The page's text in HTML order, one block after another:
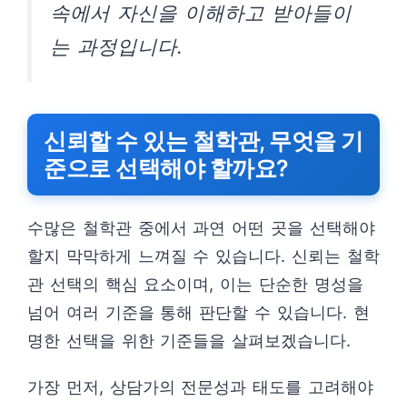
속에서 자신을 이해하고 받아들이
는 과정입니다.
신뢰할 수 있는 철학관, 무엇을 기
준으로 선택해야 할까요?
수많은 철학관 중에서 과연 어떤 곳을 선택해야
할지 막막하게 느껴질 수 있습니다. 신뢰는 철학
관 선택의 핵심 요소이며, 이는 단순한 명성을
넘어 여러 기준을 통해 판단할 수 있습니다. 현
명한 선택을 위한 기준들을 살펴보겠습니다.
가장 먼저, 상담가의 전문성과 태도를 고려해야